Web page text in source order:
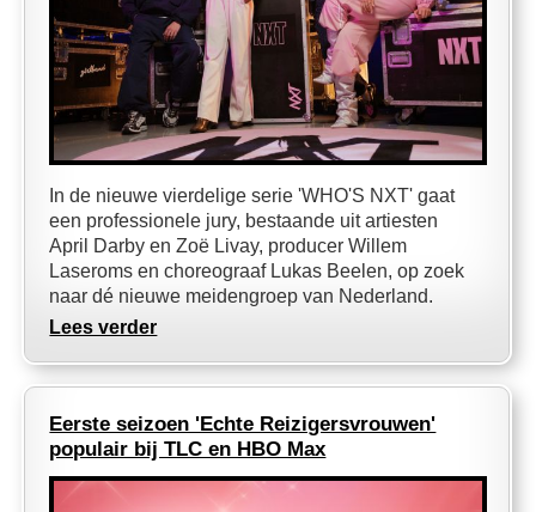
In de nieuwe vierdelige serie 'WHO'S NXT' gaat
een professionele jury, bestaande uit artiesten
April Darby en Zoë Livay, producer Willem
Laseroms en choreograaf Lukas Beelen, op zoek
naar dé nieuwe meidengroep van Nederland.
Lees verder
Eerste seizoen 'Echte Reizigersvrouwen'
populair bij TLC en HBO Max